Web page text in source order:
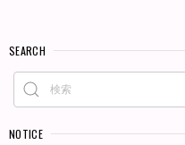
SEARCH
NOTICE